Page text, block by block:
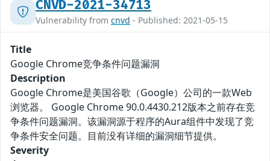
CNVD-2021-34713
Vulnerability from cnvd - Published: 2021-05-15
Title
Google Chrome竞争条件问题漏洞
Description
Google Chrome是美国谷歌（Google）公司的一款Web
浏览器。 Google Chrome 90.0.4430.212版本之前存在竞
争条件问题漏洞。该漏洞源于程序的Aura组件中发现了竞
争条件安全问题。目前没有详细的漏洞细节提供。
Severity